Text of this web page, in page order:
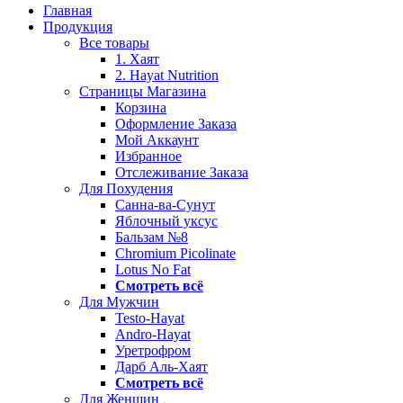
Главная
Продукция
Все товары
1. Хаят
2. Hayat Nutrition
Страницы Магазина
Корзина
Оформление Заказа
Мой Аккаунт
Избранное
Отслеживание Заказа
Для Похудения
Санна-ва-Сунут
Яблочный уксус
Бальзам №8
Chromium Picolinate
Lotus No Fat
Смотреть всё
Для Мужчин
Testo-Hayat
Andro-Hayat
Уретрофром
Дарб Аль-Хаят
Смотреть всё
Для Женщин